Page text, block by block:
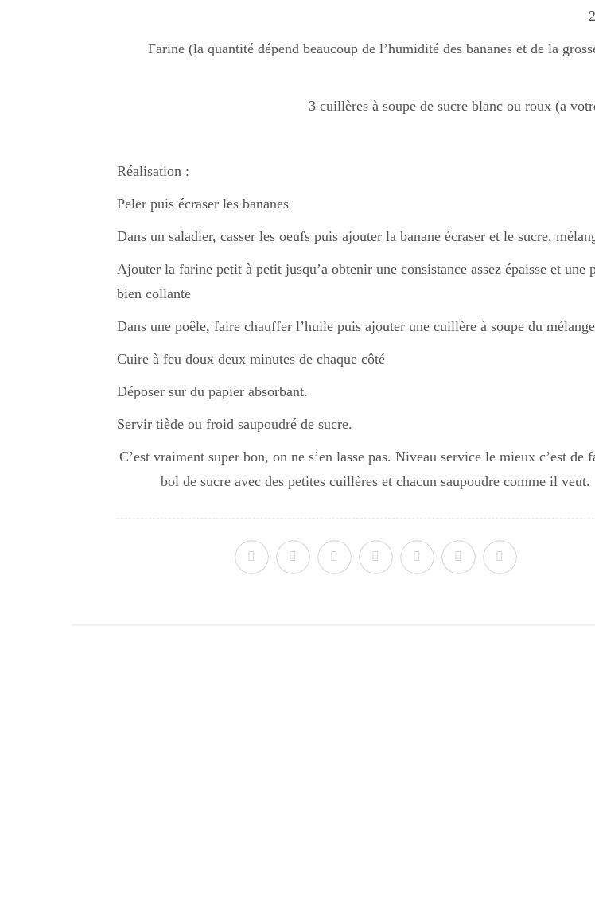
Farine (la quantité dépend beaucoup de l’humidité des bananes et de la
3 cuillères à soupe de sucre blanc ou roux (a
Réalisation :
Peler puis écraser les bananes
Dans un saladier, casser les oeufs puis ajouter la banane écraser et le sucre,
Ajouter la farine petit à petit jusqu’a obtenir une consistance assez épaisse et une
bien collante
Dans une poêle, faire chauffer l’huile puis ajouter une cuillère à soupe du mélange
Cuire à feu doux deux minutes de chaque côté
Déposer sur du papier absorbant.
Servir tiède ou froid saupoudré de sucre.
C’est vraiment super bon, on ne s’en lasse pas. Niveau service le mieux c’est de
bol de sucre avec des petites cuillères et chacun saupoudre comme il veut.